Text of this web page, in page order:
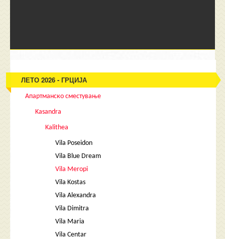
ЛЕТО 2026 - ГРЦИЈА
Апартманско сместување
Kasandra
Kalithea
Vila Poseidon
Vila Blue Dream
Vila Meropi
Vila Kostas
Vila Alexandra
Vila Dimitra
Vila Maria
Vila Centar